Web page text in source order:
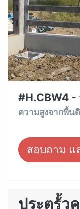
#H.CBW4
ความสูงจากพื้น
สอบถาม แ
ประตูรั้ว